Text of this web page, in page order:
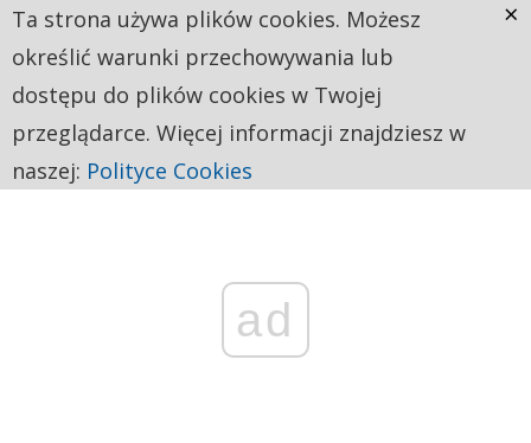
ad
Ta strona używa plików cookies. Możesz
określić warunki przechowywania lub
dostępu do plików cookies w Twojej
przeglądarce. Więcej informacji znajdziesz w
naszej: Polityce Cookies
×